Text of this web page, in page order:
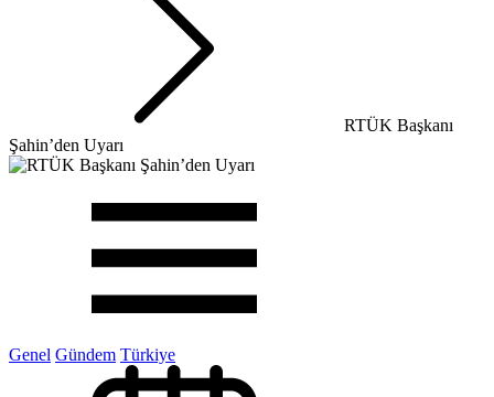
RTÜK Başkanı
Şahin’den Uyarı
Genel Gündem Türkiye